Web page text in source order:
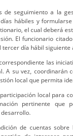
de seguimiento a la
hábiles y
el cual deberá
El funcionario
día hábil siguiente
las
A su vez, coordinarán
local que permita
local para
pertinente que
de cuentas